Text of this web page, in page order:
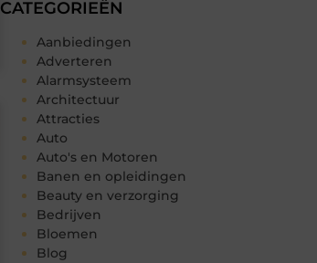
CATEGORIEËN
Aanbiedingen
Adverteren
Alarmsysteem
Architectuur
Attracties
Auto
Auto's en Motoren
Banen en opleidingen
Beauty en verzorging
Bedrijven
Bloemen
Blog